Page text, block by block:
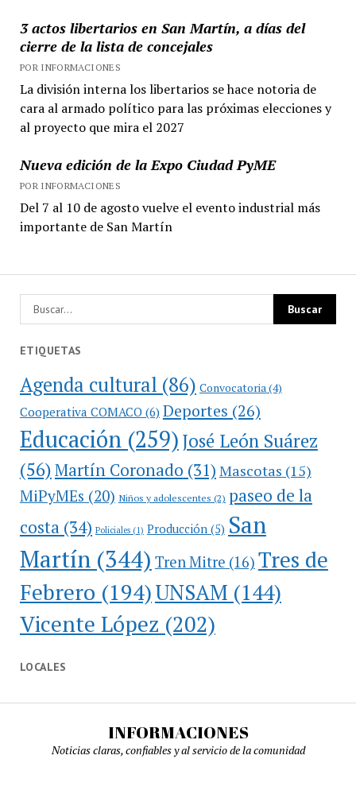
3 actos libertarios en San Martín, a días del
cierre de la lista de concejales
POR INFORMACIONES
La división interna los libertarios se hace notoria de
cara al armado político para las próximas elecciones y
al proyecto que mira el 2027
Nueva edición de la Expo Ciudad PyME
POR INFORMACIONES
Del 7 al 10 de agosto vuelve el evento industrial más
importante de San Martín
ETIQUETAS
Agenda cultural (86) Convocatoria (4)
Cooperativa COMACO(6) Deportes (26)
Educación(259)José León Suárez
(56)Martín Coronado (31) Mascotas (15)
MiPyMEs (20) Niños y adolescentes (2) paseo de la
costa(34) Policiales(1) Producción(5) San
Martín(344) Tren Mitre (16) Tres de
Febrero (194)UNSAM (144)
Vicente López (202)
LOCALES
INFORMACIONES
Noticias claras, confiables y al servicio de la comunidad